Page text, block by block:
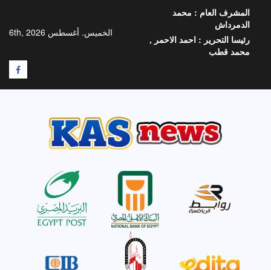
المحتوى
الخميس. أغسطس 6th, 2026
المشرف العام : محمد
الدمرداش
رئيسا التحرير : احمد الاحمر ,
محمد قطب
F